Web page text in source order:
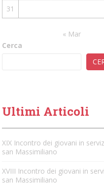
31
« Mar
Cerca
Ultimi Articoli
XIX Incontro dei giovani in
san Massimiliano
XVIII Incontro dei giovani in
san Massimiliano